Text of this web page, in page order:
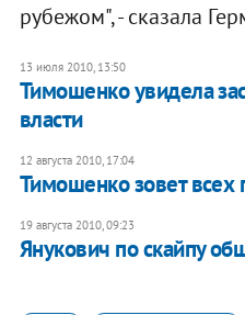
рубежом", - сказала
13 июля 2010, 13:50
Тимошенко увидела
власти
12 августа 2010, 17:04
Тимошенко зовет всех
19 августа 2010, 09:23
Янукович по скайпу